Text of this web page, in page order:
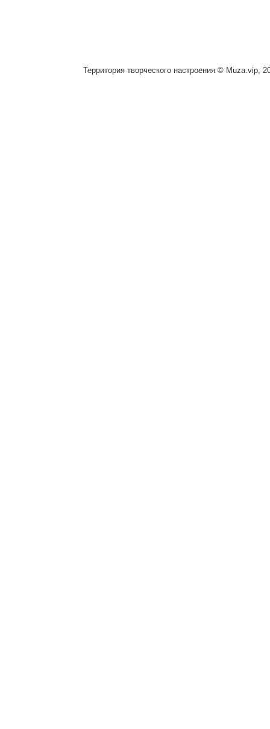
Территория творческого настроения © Muza.vip,